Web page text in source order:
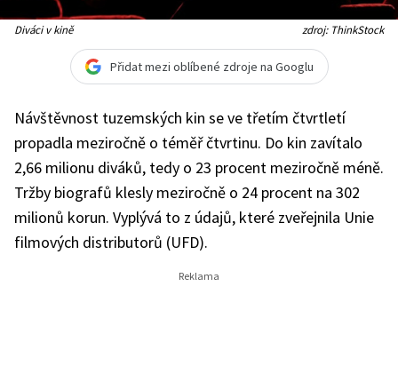
Diváci v kině zdroj: ThinkStock
Přidat mezi oblíbené zdroje na Googlu
Návštěvnost tuzemských kin se ve třetím čtvrtletí
propadla meziročně o téměř čtvrtinu. Do kin zavítalo
2,66 milionu diváků, tedy o 23 procent meziročně méně.
Tržby biografů klesly meziročně o 24 procent na 302
milionů korun. Vyplývá to z údajů, které zveřejnila Unie
filmových distributorů (UFD).